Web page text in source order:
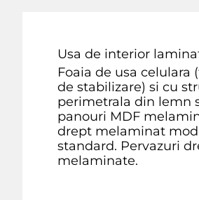
Usa de interior
Foaia de usa celulara
de stabilizare) si cu
perimetrala din lemn
panouri MDF
drept melaminat
standard. Pervazuri
melaminate.